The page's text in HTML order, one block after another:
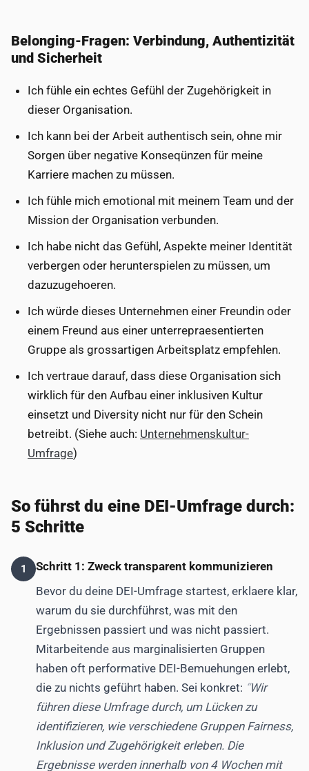
Belonging-Fragen: Verbindung, Authentizität
und Sicherheit
Ich fühle ein echtes Gefühl der Zugehörigkeit in
dieser Organisation.
Ich kann bei der Arbeit authentisch sein, ohne mir
Sorgen über negative Konseqünzen für meine
Karriere machen zu müssen.
Ich fühle mich emotional mit meinem Team und der
Mission der Organisation verbunden.
Ich habe nicht das Gefühl, Aspekte meiner Identität
verbergen oder herunterspielen zu müssen, um
dazuzugehoeren.
Ich würde dieses Unternehmen einer Freundin oder
einem Freund aus einer unterrepraesentierten
Gruppe als grossartigen Arbeitsplatz empfehlen.
Ich vertraue darauf, dass diese Organisation sich
wirklich für den Aufbau einer inklusiven Kultur
einsetzt und Diversity nicht nur für den Schein
betreibt. (Siehe auch: Unternehmenskultur-
Umfrage)
So führst du eine DEI-Umfrage durch:
5 Schritte
1
Schritt 1: Zweck transparent kommunizieren
Bevor du deine DEI-Umfrage startest, erklaere klar,
warum du sie durchführst, was mit den
Ergebnissen passiert und was nicht passiert.
Mitarbeitende aus marginalisierten Gruppen
haben oft performative DEI-Bemuehungen erlebt,
die zu nichts geführt haben. Sei konkret: Wir
führen diese Umfrage durch, um Lücken zu
identifizieren, wie verschiedene Gruppen Fairness,
Inklusion und Zugehörigkeit erleben. Die
Ergebnisse werden innerhalb von 4 Wochen mit